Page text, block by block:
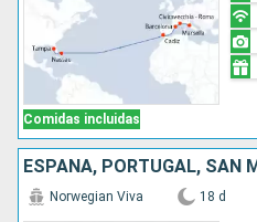
Comidas incluidas
Norwegian Viva 18 d